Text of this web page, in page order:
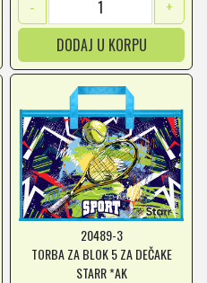
-
+
DODAJ U KORPU
20489-3
TORBA ZA BLOK 5 ZA DEČAKE
STARR *AK